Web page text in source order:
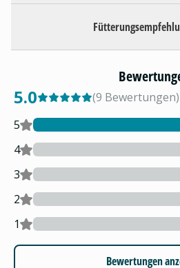
5.0 (9 Bewertungen)
5
4
3
2
1
Bewertungen